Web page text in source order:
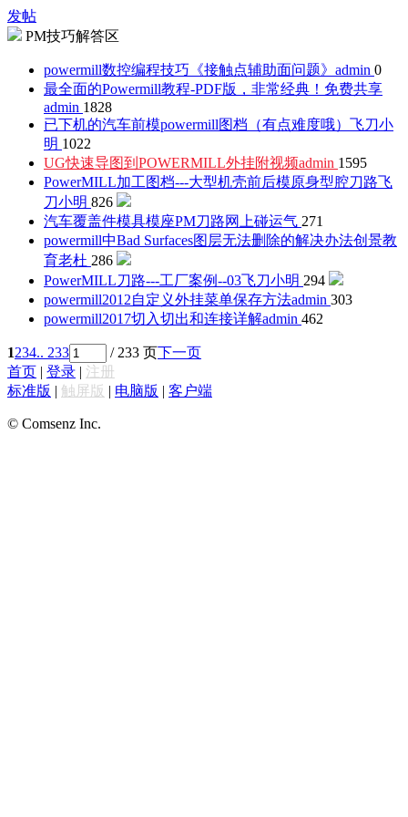
发帖
PM技巧解答区
powermill数控编程技巧《接触点辅助面问题》 admin 0
最全面的Powermill教程-PDF版，非常经典！免费共享
admin 1828
已下机的汽车前模powermill图档（有点难度哦） 飞刀小
明 1022
UG快速导图到POWERMILL外挂附视频admin 1595
PowerMILL加工图档---大型机壳前后模原身型腔刀路飞
刀小明 826
汽车覆盖件模具模座PM刀路网上碰运气 271
powermill中Bad Surfaces图层无法删除的解决办法创景教
育老杜 286
PowerMILL刀路---工厂案例--03飞刀小明 294
powermill2012自定义外挂菜单保存方法admin 303
powermill2017切入切出和连接详解admin 462
1234.. 233 / 233 页下一页
首页 | 登录 | 注册
标准版 | 触屏版 | 电脑版 | 客户端
© Comsenz Inc.